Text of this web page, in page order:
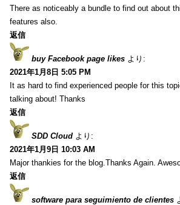
There as noticeably a bundle to find out about
features also.
返信
buy Facebook page likes より:
2021年1月8日 5:05 PM
It as hard to find experienced people for this
talking about! Thanks
返信
SDD Cloud より:
2021年1月9日 10:03 AM
Major thankies for the blog.Thanks Again.
返信
software para seguimiento de clientes